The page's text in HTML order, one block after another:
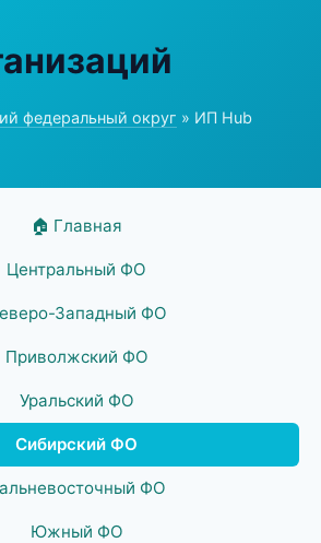
федеральный округ » ИП Hub
🏠 Главная
Центральный ФО
Западный ФО
Приволжский ФО
Уральский ФО
Сибирский ФО
ФО
Южный ФО